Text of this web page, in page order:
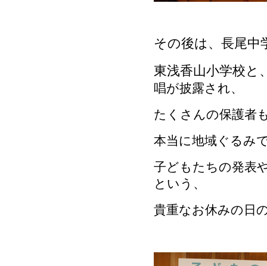
その後は、長尾中
東浅香山小学校と
唱が披露され、
たくさんの保護者
本当に地域ぐるみ
子どもたちの発表
という、
貴重なお休みの日